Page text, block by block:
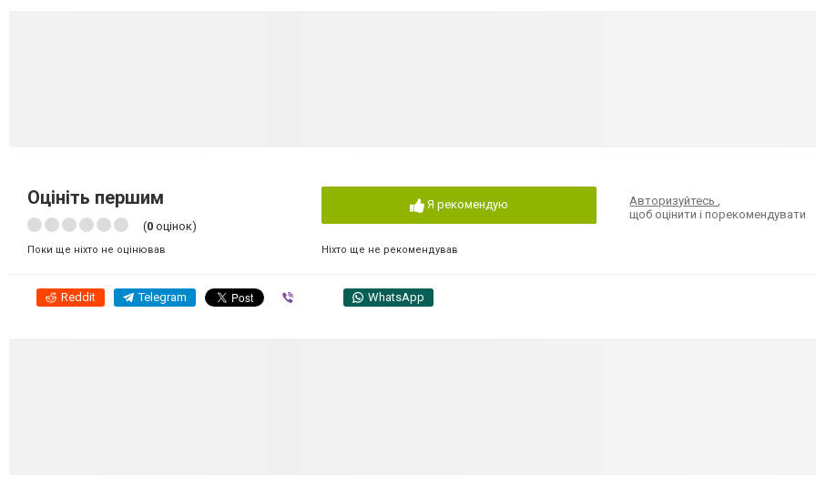
Оцініть першим
(0 оцінок)
Поки ще ніхто не оцінював
Я рекомендую
Ніхто ще не рекомендував
Авторизуйтесь,
щоб оцінити і порекомендувати
Reddit Telegram WhatsApp